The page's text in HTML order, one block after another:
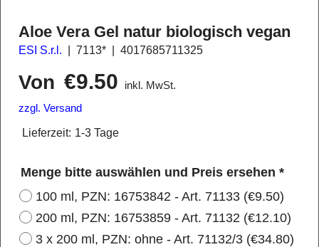
Aloe Vera Gel natur biologisch vegan
ESI S.r.l. 7113* 4017685711325
Von €9.50
inkl. MwSt.
zzgl. Versand
Lieferzeit: 1-3 Tage
Menge bitte auswählen und Preis ersehen *
100 ml, PZN: 16753842 - Art. 71133 (€9.50)
200 ml, PZN: 16753859 - Art. 71132 (€12.10)
3 x 200 ml, PZN: ohne - Art. 71132/3 (€34.80)